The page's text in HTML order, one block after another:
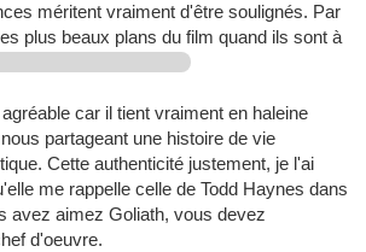
méritent vraiment d'être soulignés. Par
plus beaux plans du film quand ils sont à
car il tient vraiment en haleine
partageant une histoire de vie
Cette authenticité justement, je l'ai
me rappelle celle de Todd Haynes dans
avez aimez Goliath, vous devez
d'oeuvre.